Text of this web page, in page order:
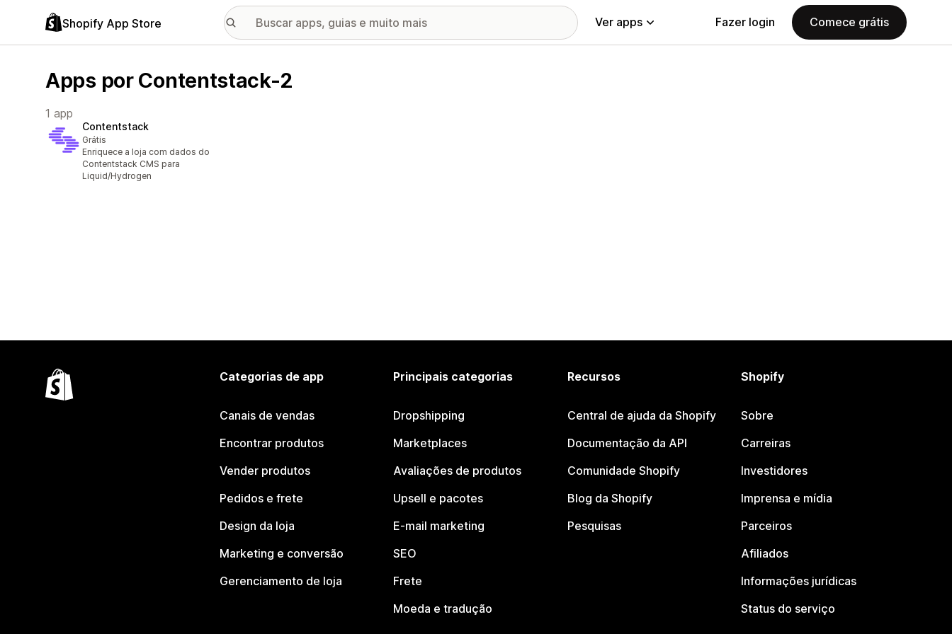
Shopify App Store Ver apps Fazer login Comece grátis
Apps por Contentstack-2
1 app
Contentstack
Grátis
Enriquece a loja com dados do
Contentstack CMS para
Liquid/Hydrogen
Categorias de app
Canais de vendas
Encontrar produtos
Vender produtos
Pedidos e frete
Design da loja
Marketing e conversão
Gerenciamento de loja
Principais categorias
Dropshipping
Marketplaces
Avaliações de produtos
Upsell e pacotes
E-mail marketing
SEO
Frete
Moeda e tradução
Recursos
Central de ajuda da Shopify
Documentação da API
Comunidade Shopify
Blog da Shopify
Pesquisas
Shopify
Sobre
Carreiras
Investidores
Imprensa e mídia
Parceiros
Afiliados
Informações jurídicas
Status do serviço